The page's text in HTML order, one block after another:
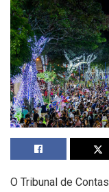
O Tribunal de